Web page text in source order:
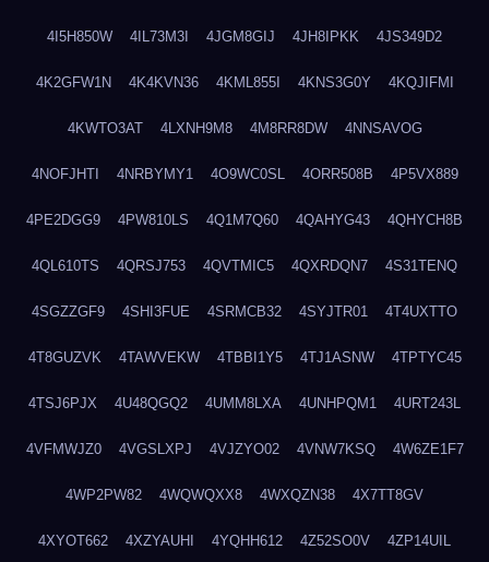
4I5H850W 4IL73M3I 4JGM8GIJ 4JH8IPKK 4JS349D2
4K2GFW1N 4K4KVN36 4KML855I 4KNS3G0Y 4KQJIFMI
4KWTO3AT 4LXNH9M8 4M8RR8DW 4NNSAVOG
4NOFJHTI 4NRBYMY1 4O9WC0SL 4ORR508B 4P5VX889
4PE2DGG9 4PW810LS 4Q1M7Q60 4QAHYG43 4QHYCH8B
4QL610TS 4QRSJ753 4QVTMIC5 4QXRDQN7 4S31TENQ
4SGZZGF9 4SHI3FUE 4SRMCB32 4SYJTR01 4T4UXTTO
4T8GUZVK 4TAWVEKW 4TBBI1Y5 4TJ1ASNW 4TPTYC45
4TSJ6PJX 4U48QGQ2 4UMM8LXA 4UNHPQM1 4URT243L
4VFMWJZ0 4VGSLXPJ 4VJZYO02 4VNW7KSQ 4W6ZE1F7
4WP2PW82 4WQWQXX8 4WXQZN38 4X7TT8GV
4XYOT662 4XZYAUHI 4YQHH612 4Z52SO0V 4ZP14UIL